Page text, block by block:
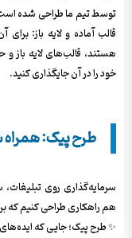
توسط تیم ما طراحی شده
قالب آماده و لایه باز:
هستند، قالب‌های لایه باز و
خود را در آن جایگذاری کنید.
طرح پیک: همراه
سرمایه‌گذاری روی
هم راهکاری طراحی کنیم که
✨ طرح پیک؛ جایی که